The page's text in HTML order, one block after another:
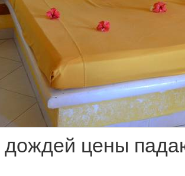
дождей цены